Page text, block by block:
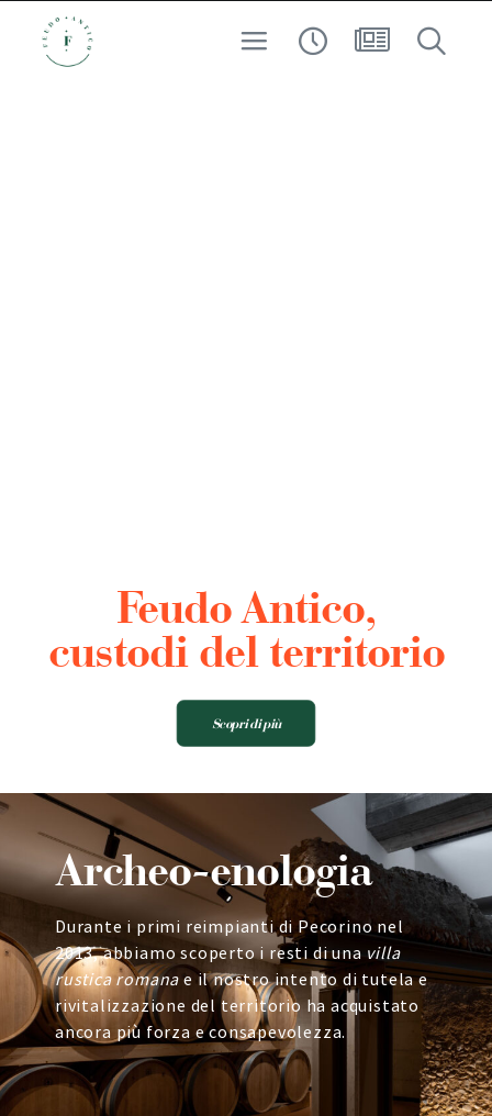
CUSTODI DEL TERRITORIO
Feudo Antico,
custodi del territorio
Scopri di più
Archeo-enologia
Durante i primi reimpianti di Pecorino nel
2013, abbiamo scoperto i resti di una villa
rustica romana e il nostro intento di tutela e
rivitalizzazione del territorio ha acquistato
ancora più forza e consapevolezza.